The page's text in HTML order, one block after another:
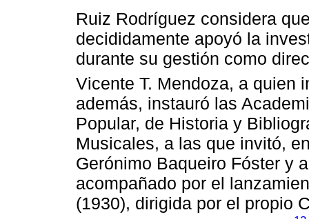
Ruiz Rodríguez considera
decididamente apoyó la
durante su gestión como
Vicente T. Mendoza, a quien
además, instauró las
Popular, de Historia y
Musicales, a las que invitó,
Gerónimo Baqueiro Fóster y
acompañado por el
(1930), dirigida por el propio